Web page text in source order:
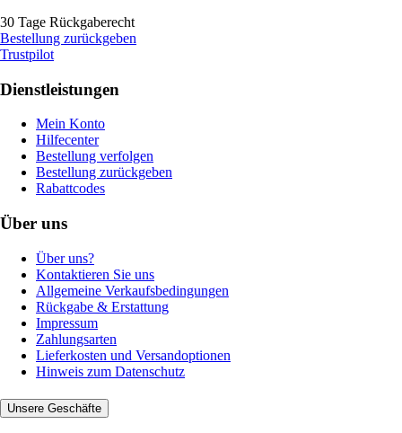
30 Tage Rückgaberecht
Bestellung zurückgeben
Trustpilot
Dienstleistungen
Mein Konto
Hilfecenter
Bestellung verfolgen
Bestellung zurückgeben
Rabattcodes
Über uns
Über uns?
Kontaktieren Sie uns
Allgemeine Verkaufsbedingungen
Rückgabe & Erstattung
Impressum
Zahlungsarten
Lieferkosten und Versandoptionen
Hinweis zum Datenschutz
Unsere Geschäfte